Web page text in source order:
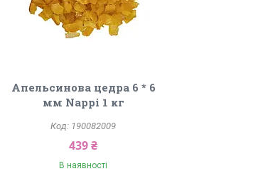
Апельсинова цедра 6 * 6
мм Nappi 1 кг
190082009
439 ₴
В наявності